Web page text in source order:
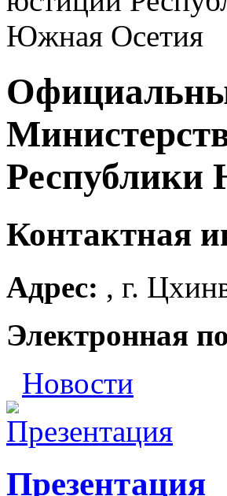
Контактная
Адрес: , г.
Электронная
Новости
Презентация